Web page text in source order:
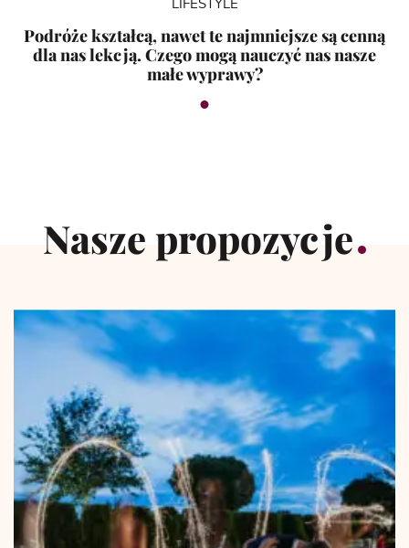
LIFESTYLE
Podróże kształcą, nawet te najmniejsze są cenną
dla nas lekcją. Czego mogą nauczyć nas nasze
małe wyprawy?
Nasze propozycje